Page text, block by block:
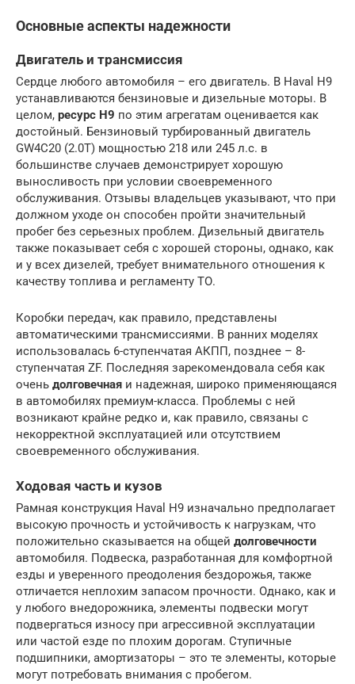
Основные аспекты надежности
Двигатель и трансмиссия
Сердце любого автомобиля – его двигатель. В Haval H9
устанавливаются бензиновые и дизельные моторы. В
целом, ресурс H9 по этим агрегатам оценивается как
достойный. Бензиновый турбированный двигатель
GW4C20 (2.0Т) мощностью 218 или 245 л.с. в
большинстве случаев демонстрирует хорошую
выносливость при условии своевременного
обслуживания. Отзывы владельцев указывают, что при
должном уходе он способен пройти значительный
пробег без серьезных проблем. Дизельный двигатель
также показывает себя с хорошей стороны, однако, как
и у всех дизелей, требует внимательного отношения к
качеству топлива и регламенту ТО.
Коробки передач, как правило, представлены
автоматическими трансмиссиями. В ранних моделях
использовалась 6-ступенчатая АКПП, позднее – 8-
ступенчатая ZF. Последняя зарекомендовала себя как
очень долговечная и надежная, широко применяющаяся
в автомобилях премиум-класса. Проблемы с ней
возникают крайне редко и, как правило, связаны с
некорректной эксплуатацией или отсутствием
своевременного обслуживания.
Ходовая часть и кузов
Рамная конструкция Haval H9 изначально предполагает
высокую прочность и устойчивость к нагрузкам, что
положительно сказывается на общей долговечности
автомобиля. Подвеска, разработанная для комфортной
езды и уверенного преодоления бездорожья, также
отличается неплохим запасом прочности. Однако, как и
у любого внедорожника, элементы подвески могут
подвергаться износу при агрессивной эксплуатации
или частой езде по плохим дорогам. Ступичные
подшипники, амортизаторы – это те элементы, которые
могут потребовать внимания с пробегом.